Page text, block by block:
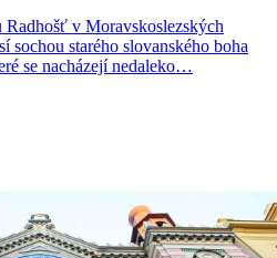
v Moravskoslezských
sochou starého slovanského boha
se nacházejí nedaleko…